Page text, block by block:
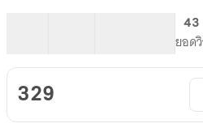
สตรี
43
ยอด
329